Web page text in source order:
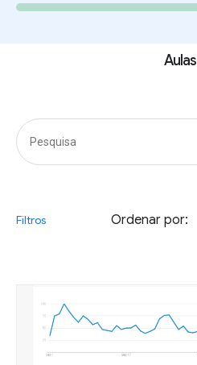
Aulas
Filtros Ordenar por: